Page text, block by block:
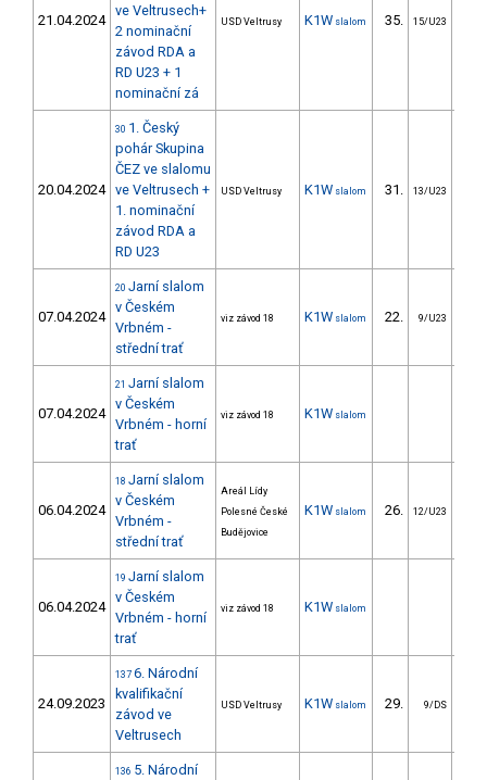
21.04.2024
ve Veltrusech+
2 nominační
závod RDA a
RD U23 + 1
nominační zá
USD Veltrusy K1W slalom 35. 15/U23
20.04.2024
30 1. Český
pohár Skupina
ČEZ ve slalomu
ve Veltrusech +
1. nominační
závod RDA a
RD U23
USD Veltrusy K1W slalom 31. 13/U23
07.04.2024
20 Jarní slalom
v Českém
Vrbném -
střední trať
viz závod 18 K1W slalom 22. 9/U23
07.04.2024
21 Jarní slalom
v Českém
Vrbném - horní
trať
viz závod 18 K1W slalom
06.04.2024
18 Jarní slalom
v Českém
Vrbném -
střední trať
Areál Lídy
Polesné České
Budějovice
K1W slalom 26. 12/U23
06.04.2024
19 Jarní slalom
v Českém
Vrbném - horní
trať
viz závod 18 K1W slalom
24.09.2023
137 6. Národní
kvalifikační
závod ve
Veltrusech
USD Veltrusy K1W slalom 29. 9/DS
136 5. Národní